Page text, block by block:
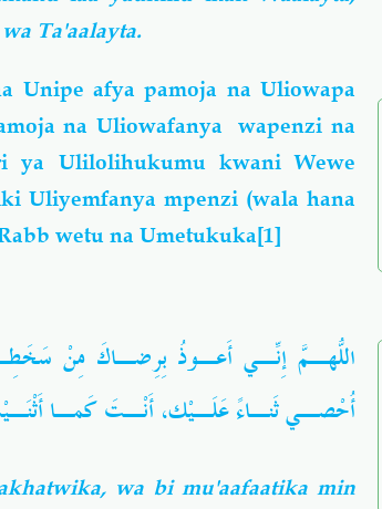
Ta'aalayta.
Unipe afya pamoja na Uliowapa
na Uliowafanya wapenzi na
ya Ulilolihukumu kwani Wewe
Uliyemfanya mpenzi (wala hana
wetu na Umetukuka[1]
اللّهُـمَّ إِنِّـي أَعـوذُ بِرِضـاكَ مِنْ
أُحْصـي ثَنـاءً عَلَـيْك، أَنْـتَ كَمـا
wa bi mu'aafaatika min